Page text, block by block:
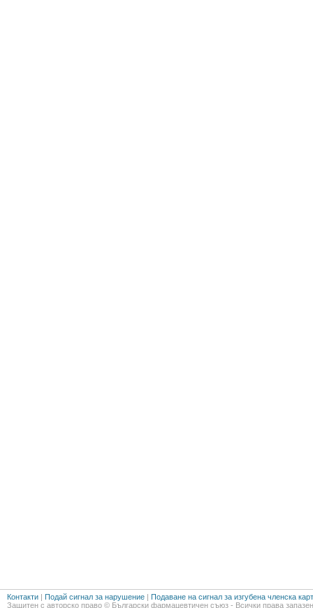
Контакти | Подай сигнал за нарушение | Подаване на сигнал за изгубена членска
Защитен с авторско право © Български фармацевтичен съюз - Всички права